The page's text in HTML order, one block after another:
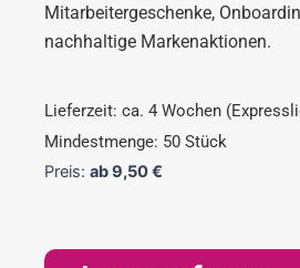
Mitarbeitergeschenke,
nachhaltige Markenaktionen.
Lieferzeit: ca. 4 Wochen
Mindestmenge: 50 Stück
Preis: ab9,50€